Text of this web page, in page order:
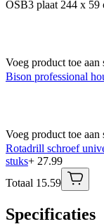
OSB3 plaat 244 x 59
Voeg product toe aan
Bison professional
Voeg product toe aan
Rotadrill schroef
stuks+ 27.99
Totaal 15.59
Specificaties